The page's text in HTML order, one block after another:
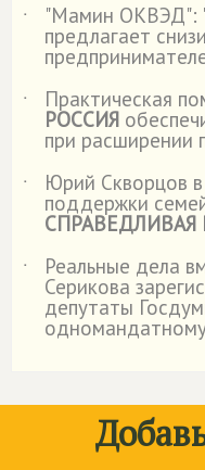
˙
"Мамин ОКВЭД":
предлагает
˙
Практическая
РОССИЯ
при
˙
Юрий Скворцов
поддержки
СПРАВЕДЛИВАЯ
˙
Реальные дела
Серикова
депутаты